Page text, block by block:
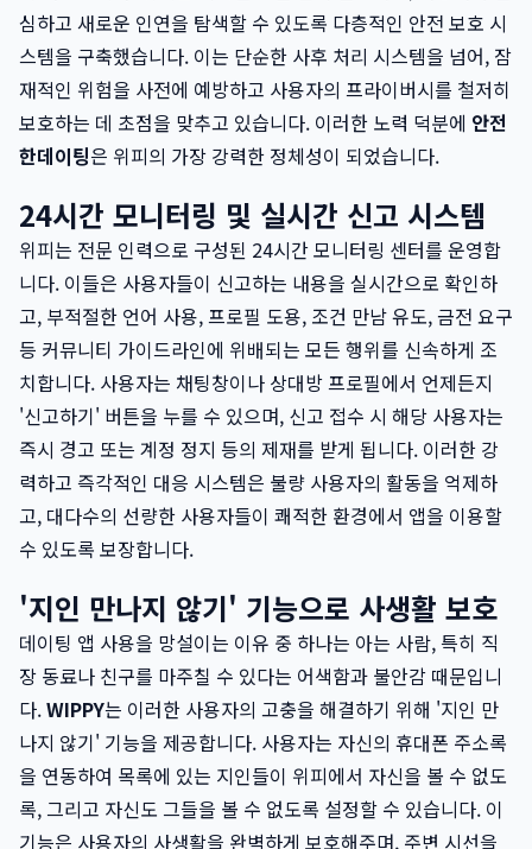
심하고 새로운 인연을 탐색할 수 있도록 다층적인 안전 보호 시
스템을 구축했습니다. 이는 단순한 사후 처리 시스템을 넘어, 잠
재적인 위험을 사전에 예방하고 사용자의 프라이버시를 철저히
보호하는 데 초점을 맞추고 있습니다. 이러한 노력 덕분에 안전
한데이팅은 위피의 가장 강력한 정체성이 되었습니다.
24시간 모니터링 및 실시간 신고 시스템
위피는 전문 인력으로 구성된 24시간 모니터링 센터를 운영합
니다. 이들은 사용자들이 신고하는 내용을 실시간으로 확인하
고, 부적절한 언어 사용, 프로필 도용, 조건 만남 유도, 금전 요구
등 커뮤니티 가이드라인에 위배되는 모든 행위를 신속하게 조
치합니다. 사용자는 채팅창이나 상대방 프로필에서 언제든지
'신고하기' 버튼을 누를 수 있으며, 신고 접수 시 해당 사용자는
즉시 경고 또는 계정 정지 등의 제재를 받게 됩니다. 이러한 강
력하고 즉각적인 대응 시스템은 불량 사용자의 활동을 억제하
고, 대다수의 선량한 사용자들이 쾌적한 환경에서 앱을 이용할
수 있도록 보장합니다.
'지인 만나지 않기' 기능으로 사생활 보호
데이팅 앱 사용을 망설이는 이유 중 하나는 아는 사람, 특히 직
장 동료나 친구를 마주칠 수 있다는 어색함과 불안감 때문입니
다.WIPPY는 이러한 사용자의 고충을 해결하기 위해 '지인 만
나지 않기' 기능을 제공합니다. 사용자는 자신의 휴대폰 주소록
을 연동하여 목록에 있는 지인들이 위피에서 자신을 볼 수 없도
록, 그리고 자신도 그들을 볼 수 없도록 설정할 수 있습니다. 이
기능은 사용자의 사생활을 완벽하게 보호해주며, 주변 시선을